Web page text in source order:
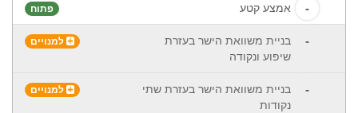
- אמצע קטע פתוח
-
בניית משוואת הישר בעזרת
שיפוע ונקודה
למנויים
-
בניית משוואת הישר בעזרת שתי
נקודות
למנויים